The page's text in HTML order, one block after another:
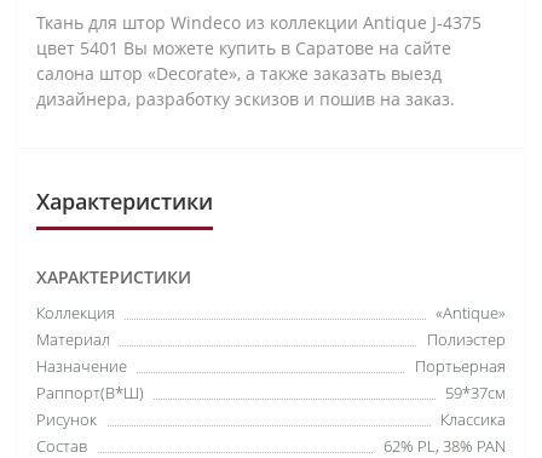
Ткань для штор Windeco из коллекции Antique J-4375
цвет 5401 Вы можете купить в Саратове на сайте
салона штор «Decorate», а также заказать выезд
дизайнера, разработку эскизов и пошив на заказ.
Характеристики
ХАРАКТЕРИСТИКИ
Коллекция
«Antique»
Материал
Полиэстер
Назначение
Портьерная
Раппорт(В*Ш)
59*37см
Рисунок
Классика
Состав
62% PL, 38% PAN